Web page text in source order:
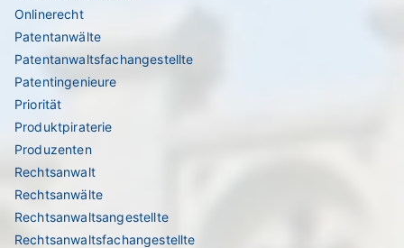
Onlinerecht
Patentanwälte
Patentanwaltsfachangestellte
Patentingenieure
Priorität
Produktpiraterie
Produzenten
Rechtsanwalt
Rechtsanwälte
Rechtsanwaltsangestellte
Rechtsanwaltsfachangestellte